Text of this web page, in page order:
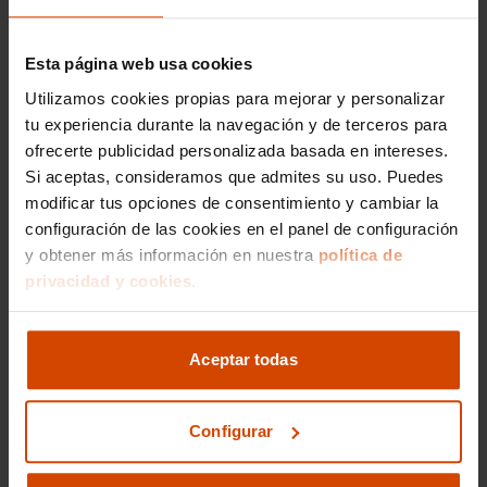
Esta página web usa cookies
Utilizamos cookies propias para mejorar y personalizar
tu experiencia durante la navegación y de terceros para
ofrecerte publicidad personalizada basada en intereses.
Si aceptas, consideramos que admites su uso. Puedes
modificar tus opciones de consentimiento y cambiar la
configuración de las cookies en el panel de configuración
y obtener más información en nuestra política de
privacidad y cookies.
Aceptar todas
Configurar
Elacabado Activees ideal para quienes buscan
un equilibrio entre funcionalidad y economía.
Este modelo cuenta con características estándar
como control de crucero, aire acondicionado y
un sistema de audio de calidad. En cambio, el
acabado Style
ofrece un diseño más elegante y
sofisticado, con detalles exteriores como llantas
de aleación y un interior más refinado, ideal para
quienes valoran los detalles de confort.
Sevillacon Flexicar garantiza no solo una amplia
selección de vehículos revisados, sino también la
en óptimas condiciones. Explora nuestra oferta
para encontrar el Yaris que mejor se adapte a tus